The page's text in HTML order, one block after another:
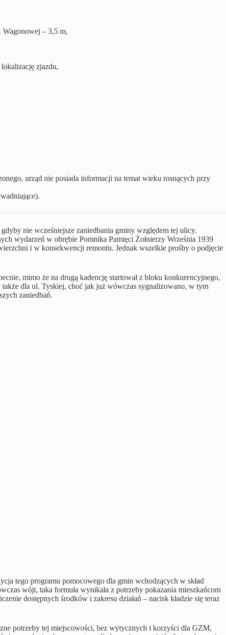
Wagonowej – 3,5 m,
lokalizację zjazdu,
urząd nie posiada informacji na temat wieku rosnących przy
nie wcześniejsze zaniedbania gminy względem tej ulicy.
wydarzeń w obrębie Pomnika Pamięci Żołnierzy Września 1939
i w konsekwencji remontu. Jednak wszelkie prośby o podjęcie
mimo że na drugą kadencję startował z bloku konkurencyjnego,
także dla ul. Tyskiej, choć jak już wówczas sygnalizowano, w tym
zaniedbań.
tego programu pomocowego dla gmin wchodzących w skład
wójt, taka formuła wynikała z potrzeby pokazania mieszkańcom
dostępnych środków i zakresu działań – nacisk kładzie się teraz
potrzeby tej miejscowości, bez wytycznych i korzyści dla GZM,